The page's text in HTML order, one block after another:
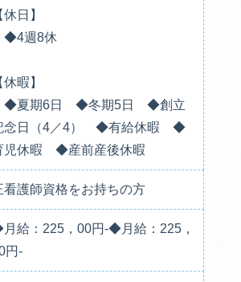
休日】
週8休
休暇】
夏期6日 ◆冬期5日 ◆創立
念日（4／4） ◆有給休暇 ◆
児休暇 ◆産前産後休暇
看護師資格をお持ちの方
給：225，00円-◆月給：225，
円-